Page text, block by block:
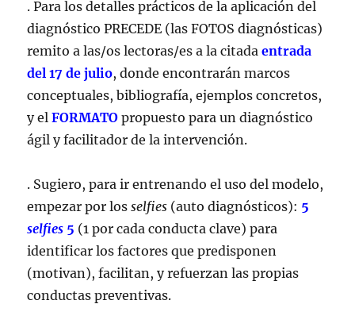
. Para los detalles prácticos de la aplicación del
diagnóstico PRECEDE (las FOTOS diagnósticas)
remito a las/os lectoras/es a la citadaentrada
del 17 de julio, donde encontrarán marcos
conceptuales, bibliografía, ejemplos concretos,
y elFORMATO propuesto para un diagnóstico
ágil y facilitador de la intervención.
. Sugiero, para ir entrenando el uso del modelo,
empezar por losselfies (auto diagnósticos): 5
selfies 5 (1 por cada conducta clave) para
identificar los factores que predisponen
(motivan), facilitan, y refuerzan las propias
conductas preventivas.